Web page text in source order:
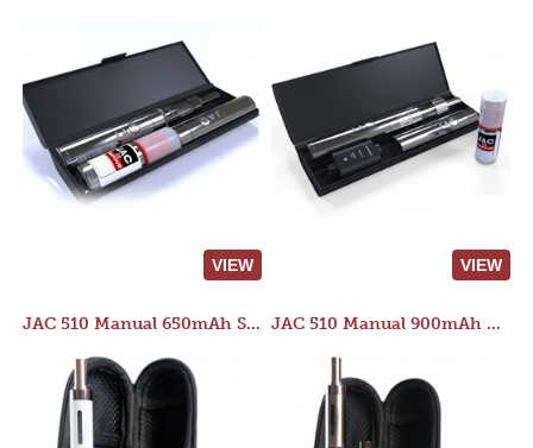
VIEW VIEW
JAC 510 Manual 650mAh Starter Kit JAC 510 Manual 900mAh Starter Kit